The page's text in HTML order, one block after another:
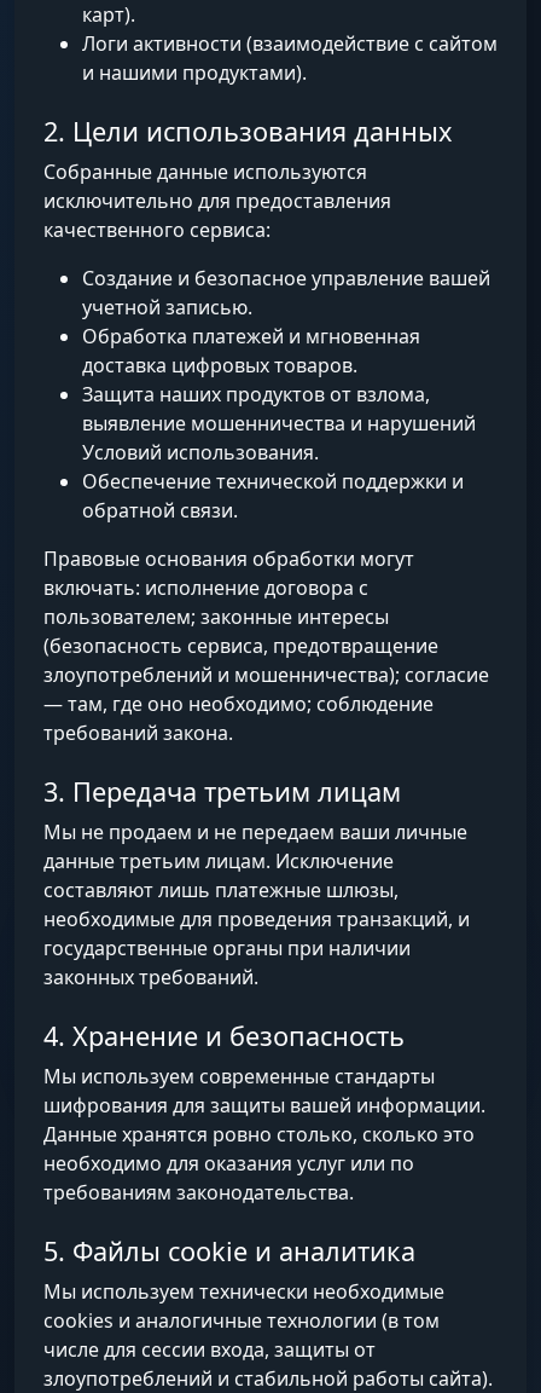
карт).
Логи активности (взаимодействие с сайтом
и нашими продуктами).
2. Цели использования данных
Собранные данные используются
исключительно для предоставления
качественного сервиса:
Создание и безопасное управление вашей
учетной записью.
Обработка платежей и мгновенная
доставка цифровых товаров.
Защита наших продуктов от взлома,
выявление мошенничества и нарушений
Условий использования.
Обеспечение технической поддержки и
обратной связи.
Правовые основания обработки могут
включать: исполнение договора с
пользователем; законные интересы
(безопасность сервиса, предотвращение
злоупотреблений и мошенничества); согласие
— там, где оно необходимо; соблюдение
требований закона.
3. Передача третьим лицам
Мы не продаем и не передаем ваши личные
данные третьим лицам. Исключение
составляют лишь платежные шлюзы,
необходимые для проведения транзакций, и
государственные органы при наличии
законных требований.
4. Хранение и безопасность
Мы используем современные стандарты
шифрования для защиты вашей информации.
Данные хранятся ровно столько, сколько это
необходимо для оказания услуг или по
требованиям законодательства.
5. Файлы cookie и аналитика
Мы используем технически необходимые
cookies и аналогичные технологии (в том
числе для сессии входа, защиты от
злоупотреблений и стабильной работы сайта).